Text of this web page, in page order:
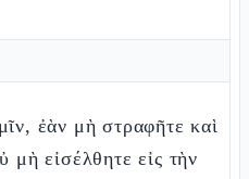
ἐὰν μὴ στραφῆτε καὶ
μὴ εἰσέλθητε εἰς τὴν